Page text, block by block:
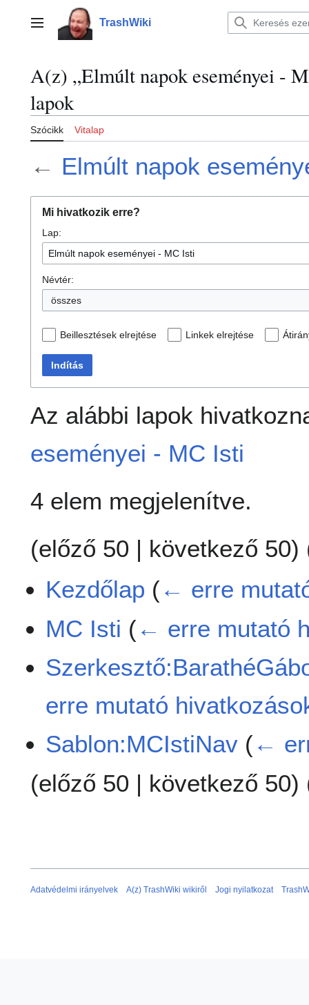
tartalomhozFőmenü TrashWiki
A(z) „Elmúlt napok eseményei -
lapok
Szócikk Vitalap
← Elmúlt napok
Mi hivatkozik erre?
Lap:
Névtér:
összes
Beillesztések elrejtése Linkek elrejtése
Indítás
Az alábbi lapok
eseményei - MC Isti
4 elem megjelenítve.
(előző 50 | következő 50)
Kezdőlap (← erre
MC Isti (← erre mutató
erre mutató
Sablon:MCIstiNav (←
(előző 50 | következő 50)
Adatvédelmi irányelvek A(z) TrashWiki wikiről Jogi nyilatkozat